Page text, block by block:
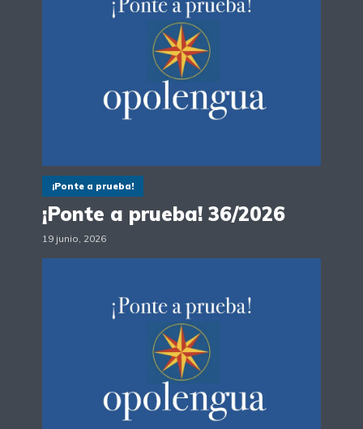
¡Ponte a prueba!
¡Ponte a prueba! 36/2026
19 junio, 2026